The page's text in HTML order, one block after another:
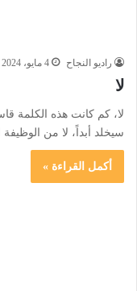
راديو النجاح 4 مايو، 2024
لا
لا، كم كانت هذه الكلمة
سيخلد أبداً، لا من الوظيفة
أكمل القراءة »